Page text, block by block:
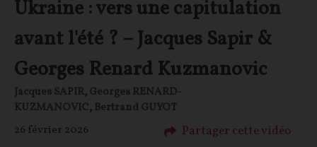
Ukraine : vers une capitulation
avant l'été ? – Jacques Sapir &
Georges Renard Kuzmanovic
Jacques SAPIR,Georges RENARD-
KUZMANOVIC,Bertrand GUYOT
26 février 2026
Partager cette vidéo